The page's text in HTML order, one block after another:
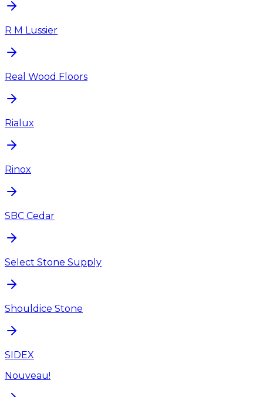
R M Lussier
Real Wood Floors
Rialux
Rinox
SBC Cedar
Select Stone Supply
Shouldice Stone
SIDEX
Nouveau!